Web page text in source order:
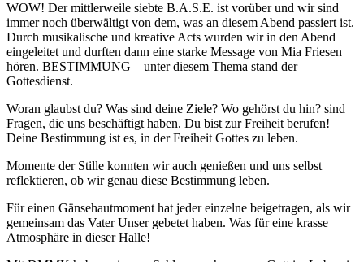
WOW! Der mittlerweile siebte B.A.S.E. ist vorüber und wir sind
immer noch überwältigt von dem, was an diesem Abend passiert ist.
Durch musikalische und kreative Acts wurden wir in den Abend
eingeleitet und durften dann eine starke Message von Mia Friesen
hören. BESTIMMUNG – unter diesem Thema stand der
Gottesdienst.
Woran glaubst du? Was sind deine Ziele? Wo gehörst du hin? sind
Fragen, die uns beschäftigt haben. Du bist zur Freiheit berufen!
Deine Bestimmung ist es, in der Freiheit Gottes zu leben.
Momente der Stille konnten wir auch genießen und uns selbst
reflektieren, ob wir genau diese Bestimmung leben.
Für einen Gänsehautmoment hat jeder einzelne beigetragen, als wir
gemeinsam das Vater Unser gebetet haben. Was für eine krasse
Atmosphäre in dieser Halle!